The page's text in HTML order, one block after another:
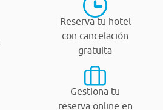
Reserva tu hotel
con cancelación
gratuita
Gestiona tu
reserva online en